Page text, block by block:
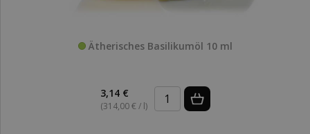
Ätherisches Basilikumöl 10 ml
3,14 €
(314,00 € / l)